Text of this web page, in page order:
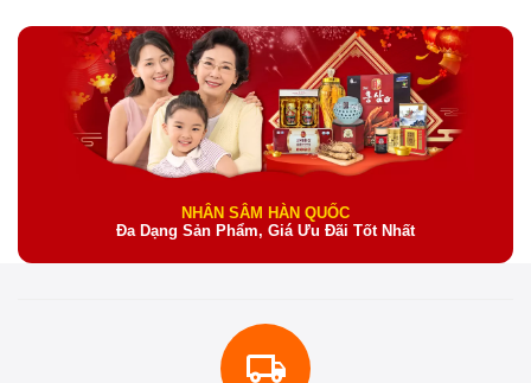
NHÂN SÂM HÀN QUỐC
Đa Dạng Sản Phẩm, Giá Ưu Đãi Tốt Nhất